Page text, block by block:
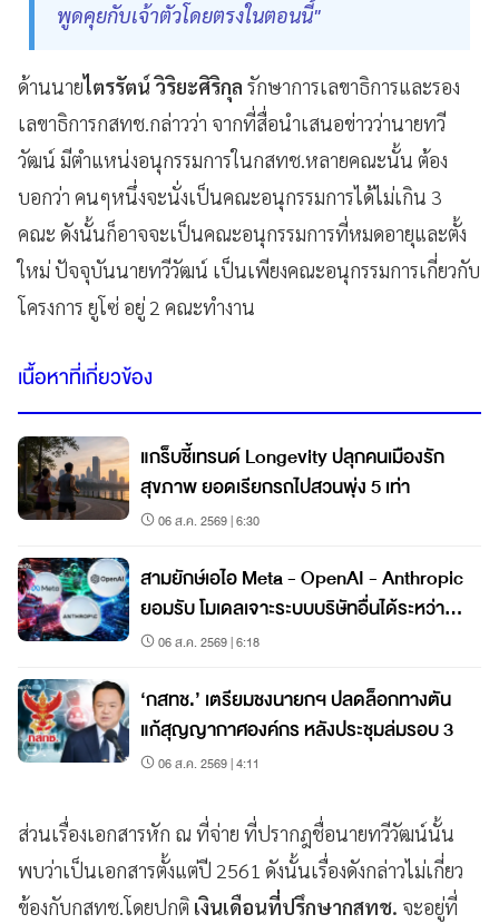
พูดคุยกับเจ้าตัวโดยตรงในตอนนี้"
ด้านนายไตรรัตน์ วิริยะศิริกุล รักษาการเลขาธิการและรอง
เลขาธิการกสทช.กล่าวว่า จากที่สื่อนำเสนอข่าวว่านายทวี
วัฒน์ มีตำแหน่งอนุกรรมการในกสทช.หลายคณะนั้น ต้อง
บอกว่า คนๆหนึ่งจะนั่งเป็นคณะอนุกรรมการได้ไม่เกิน 3
คณะ ดังนั้นก็อาจจะเป็นคณะอนุกรรมการที่หมดอายุและตั้ง
ใหม่ ปัจจุบันนายทวีวัฒน์ เป็นเพียงคณะอนุกรรมการเกี่ยวกับ
โครงการ ยูโซ่ อยู่ 2 คณะทำงาน
เนื้อหาที่เกี่ยวข้อง
แกร็บชี้เทรนด์ Longevity ปลุกคนเมืองรัก
สุขภาพ ยอดเรียกรถไปสวนพุ่ง 5 เท่า
06 ส.ค. 2569 | 6:30
สามยักษ์เอไอ Meta - OpenAI - Anthropic
ยอมรับ โมเดลเจาะระบบบริษัทอื่นได้ระหว่าง
ทดสอบ
06 ส.ค. 2569 | 6:18
‘กสทช.’ เตรียมชงนายกฯ ปลดล็อกทางตัน
แก้สุญญากาศองค์กร หลังประชุมล่มรอบ 3
06 ส.ค. 2569 | 4:11
ส่วนเรื่องเอกสารหัก ณ ที่จ่าย ที่ปรากฎชื่อนายทวีวัฒน์นั้น
พบว่าเป็นเอกสารตั้งแต่ปี 2561 ดังนั้นเรื่องดังกล่าวไม่เกี่ยว
ข้องกับกสทช.โดยปกติ เงินเดือนที่ปรึกษากสทช. จะอยู่ที่